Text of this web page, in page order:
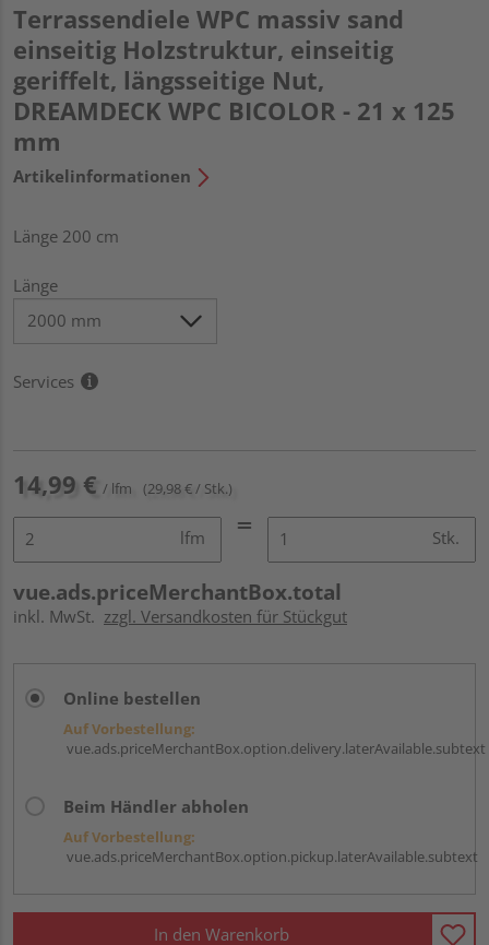
Terrassendiele WPC massiv sand
einseitig Holzstruktur, einseitig
geriffelt, längsseitige Nut,
DREAMDECK WPC BICOLOR - 21 x 125
mm
Artikelinformationen
Länge 200 cm
Länge
Services
14,99 € / lfm (29,98 € / Stk.)
lfm Stk.
vue.ads.priceMerchantBox.total
inkl. MwSt. zzgl. Versandkosten für Stückgut
Online bestellen
Auf Vorbestellung:
vue.ads.priceMerchantBox.option.delivery.laterAvailable.subtext
Beim Händler abholen
Auf Vorbestellung:
vue.ads.priceMerchantBox.option.pickup.laterAvailable.subtext
In den Warenkorb